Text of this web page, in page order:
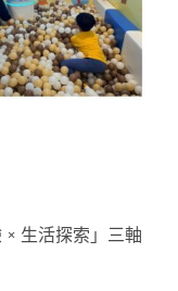
生活探索」三軸